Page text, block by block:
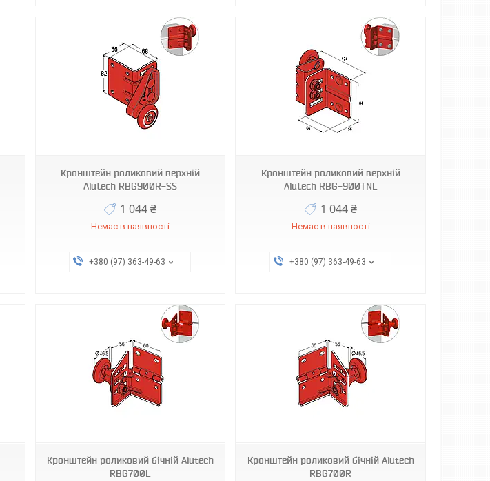
Кронштейн роликовий верхній
Alutech RBG900R-SS
1 044 ₴
Немає в наявності
+380 (97) 363-49-63
Кронштейн роликовий верхній
Alutech RBG-900TNL
1 044 ₴
Немає в наявності
+380 (97) 363-49-63
Кронштейн роликовий бічній Alutech
RBG700L
Кронштейн роликовий бічній Alutech
RBG700R